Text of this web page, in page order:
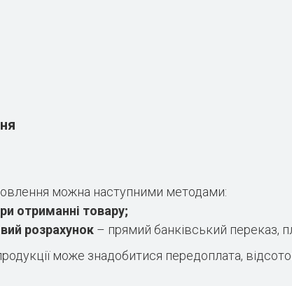
можна наступними методами:
отриманні товару;
розрахунок – прямий банківський переказ,
може знадобитися передоплата,